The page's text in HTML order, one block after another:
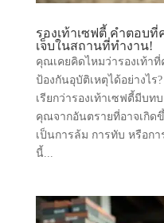
รองเท้าเซฟตี้ คำตอบ
เจ็บในสถานที่ทำงาน!
คุณเคยคิดไหมว่ารองเท้า
ป้องกันอุบัติเหตุได้อย่างไร
เรียกว่ารองเท้าเซฟตี้มีบ
คุณจากอันตรายที่อาจเกิด
เป็นการล้ม การทับ หรือก
นี้...